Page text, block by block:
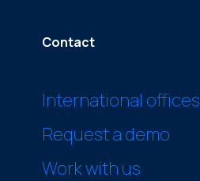
Contact
International offices
Request a demo
Work with us